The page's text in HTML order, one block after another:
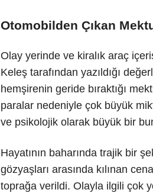
Otomobilden Çıkan
Olay yerinde ve kiralık araç
Keleş tarafından yazıldığı
hemşirenin geride bıraktığı
paralar nedeniyle çok büyük
ve psikolojik olarak büyük bir
Hayatının baharında trajik bir
gözyaşları arasında kılınan
toprağa verildi. Olayla ilgili çok